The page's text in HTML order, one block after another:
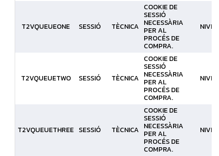
T2VQUEUEONE SESSIÓ TÈCNICA
COOKIE DE
SESSIÓ
NECESSÀRIA
PER AL
PROCÉS DE
COMPRA.
T2VQUEUETWO SESSIÓ TÈCNICA
COOKIE DE
SESSIÓ
NECESSÀRIA
PER AL
PROCÉS DE
COMPRA.
T2VQUEUETHREE SESSIÓ TÈCNICA
COOKIE DE
SESSIÓ
NECESSÀRIA
PER AL
PROCÉS DE
COMPRA.